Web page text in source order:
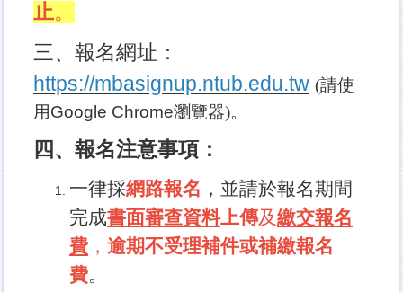
止。
三、 報名網址：
https://mbasignup.ntub.edu.tw (請使
用Google Chrome瀏覽器)。
四、報名注意事項：
一律採網路報名 ，並請於報名期間
完成書面審查資料上傳及繳交報名
費 ， 逾期不受理補件或補繳報名
費。